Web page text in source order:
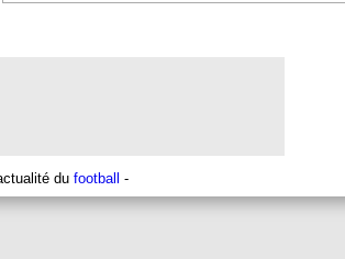
du football -